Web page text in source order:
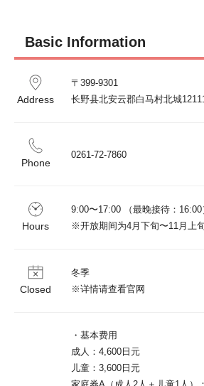
Basic Information
Address
〒399-9301
长野县北安云郡白马村北城
Phone
0261-72-7860
Hours
9:00〜17:00 （最晚接待：16:00
Closed
冬季
・基本费用
成人：4,600日元
儿童：3,600日元